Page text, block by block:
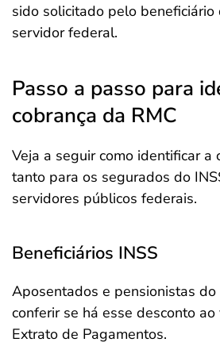
sido solicitado pelo beneficiário
servidor federal.
Passo a passo para
cobrança da RMC
Veja a seguir como identificar a
tanto para os segurados do
servidores públicos federais.
Beneficiários INSS
Aposentados e pensionistas do
conferir se há esse desconto ao
Extrato de Pagamentos.